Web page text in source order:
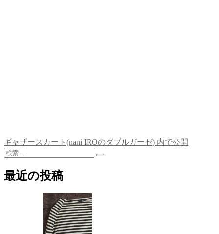
投
稿
ナ
ギャザースカート(nani IROのダブルガーゼ) 内で公開
検
検
最近の投稿